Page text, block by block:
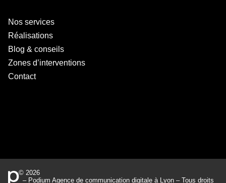
Nos services
Réalisations
Blog & conseils
Zones d’interventions
Contact
© 2026
– Podium Agence de communication digitale à Lyon– Tous droits